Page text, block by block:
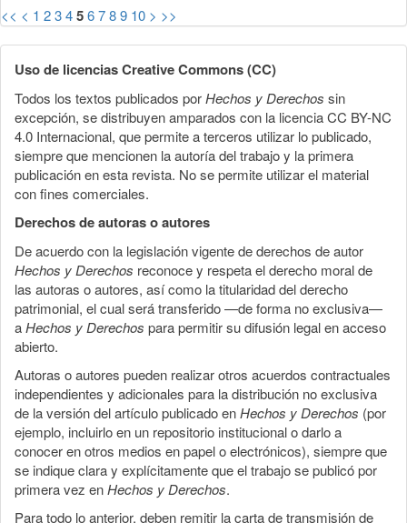
<< < 1 23456789 10 > >>
Uso de licencias Creative Commons (CC)
Todos los textos publicados porHechos y Derechos sin
excepción, se distribuyen amparados con la licencia CC BY-NC
4.0 Internacional, que permite a terceros utilizar lo publicado,
siempre que mencionen la autoría del trabajo y la primera
publicación en esta revista. No se permite utilizar el material
con fines comerciales.
Derechos de autoras o autores
De acuerdo con la legislación vigente de derechos de autor
Hechos y Derechos reconoce y respeta el derecho moral de
las autoras o autores, así como la titularidad del derecho
patrimonial, el cual será transferido —de forma no exclusiva—
aHechos y Derechos para permitir su difusión legal en acceso
abierto.
Autoras o autores pueden realizar otros acuerdos contractuales
independientes y adicionales para la distribución no exclusiva
de la versión del artículo publicado enHechos y Derechos (por
ejemplo, incluirlo en un repositorio institucional o darlo a
conocer en otros medios en papel o electrónicos), siempre que
se indique clara y explícitamente que el trabajo se publicó por
primera vez enHechos y Derechos.
Para todo lo anterior, deben remitir la carta de transmisión de